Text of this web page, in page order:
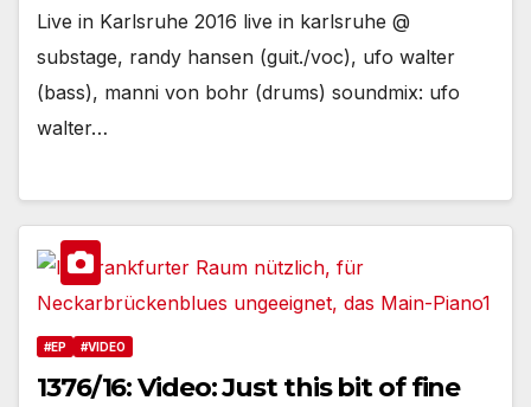
Live in Karlsruhe 2016 live in karlsruhe @
substage, randy hansen (guit./voc), ufo walter
(bass), manni von bohr (drums) soundmix: ufo
walter…
#EP #VIDEO
1376/16: Video: Just this bit of fine